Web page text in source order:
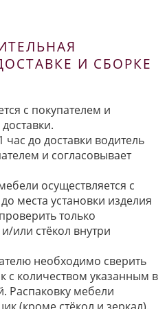
И СБОРКЕ
с покупателем и
час до доставки водитель
и согласовывает
осуществляется с
места установки изделия
только
или стёкол внутри
необходимо сверить
с количеством указанным в
Распаковку мебели
(кроме стёкол и зеркал).